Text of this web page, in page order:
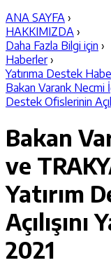
ANA SAYFA ›
HAKKIMIZDA ›
Daha Fazla Bilgi için ›
Haberler ›
Yatırıma Destek
Bakan Varank Necmi
Destek Ofislerinin
Bakan
ve
Yatırım
Açılışını
2021